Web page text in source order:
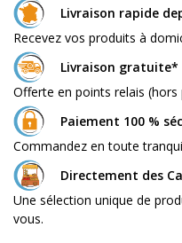
Livraison rapide
Recevez vos produits à
Livraison gratuite*
Offerte en points relais
Paiement 100 %
Commandez en toute
Directement des
Une sélection unique de
vous.